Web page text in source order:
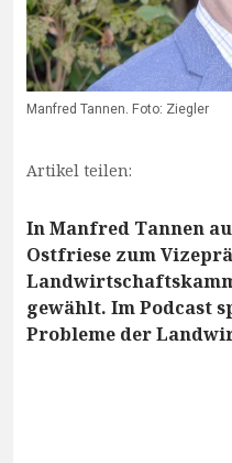
Manfred Tannen. Foto: Ziegler
Artikel teilen:
In Manfred Tannen
Ostfriese zum
gewählt. Im Podcast
Probleme der